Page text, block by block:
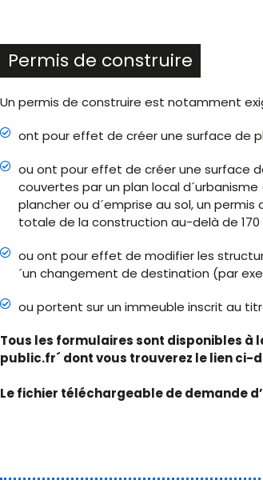
Permis de construire
Un permis de construire est notamment
ont pour effet de créer une surface de
ou ont pour effet de créer une surface
couvertes par un plan local
plancher ou d´emprise au sol, un
totale de la construction au-delà de 170
ou ont pour effet de modifier les
´un changement de destination (par
ou portent sur un immeuble inscrit au
Tous les formulaires sont disponibles à
public.fr´ dont vous trouverez le lien ci-
Le fichier téléchargeable de demande